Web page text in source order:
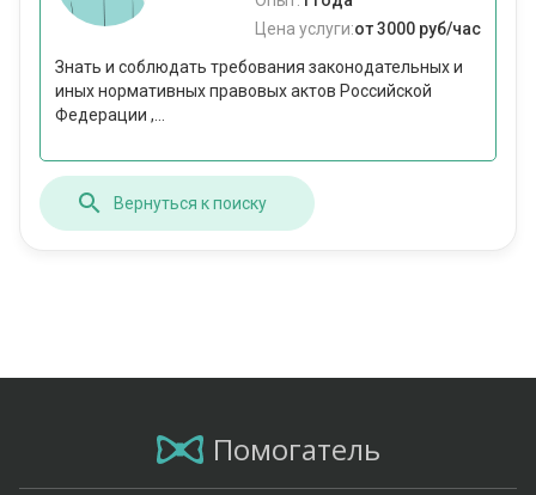
Цена услуги:от 3000 руб/час
Знать и соблюдать требования законодательных и
иных нормативных правовых актов Российской
Федерации ,...
Вернуться к поиску
Помогатель